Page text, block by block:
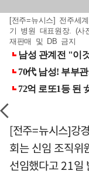
[전주=뉴시스] 전주세
기 병원 대표원장. (사
재판매 및 DB 금지
[전주=뉴시스]강
회는 신임 조직위
선임했다고 21일